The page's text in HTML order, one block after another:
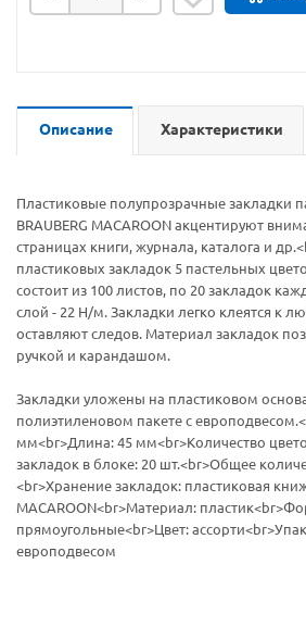
Описание Характеристики
Пластиковые полупрозрачные закладки
BRAUBERG MACAROON акцентируют
страницах книги, журнала, каталога и
пластиковых закладок 5 пастельных
состоит из 100 листов, по 20 закладок
слой - 22 Н/м. Закладки легко клеятся к
оставляют следов. Материал закладок
ручкой и карандашом.
Закладки уложены на пластиковом
полиэтиленовом пакете с
мм<br>Длина: 45 мм<br>Количество
закладок в блоке: 20 шт.<br>Общее
<br>Хранение закладок: пластиковая
MACAROON<br>Материал:
прямоугольные<br>Цвет:
европодвесом